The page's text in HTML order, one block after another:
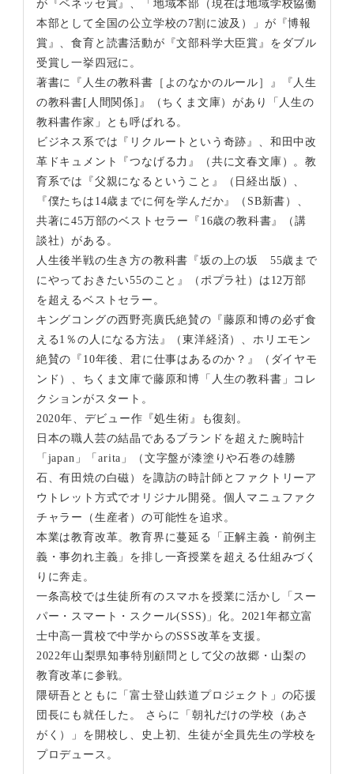
が『ベネッセ賞』、「地域本部（現在は地域学校協働
本部として全国の公立学校の7割に波及）」が『博報
賞』、食育と読書活動が『文部科学大臣賞』をダブル
受賞し一挙四冠に。
著書に『人生の教科書［よのなかのルール］』『人生
の教科書[人間関係]』（ちくま文庫）があり「人生の
教科書作家」とも呼ばれる。
ビジネス系では『リクルートという奇跡』、和田中改
革ドキュメント『つなげる力』（共に文春文庫）。教
育系では『父親になるということ』（日経出版）、
『僕たちは14歳までに何を学んだか』（SB新書）、
共著に45万部のベストセラー『16歳の教科書』（講
談社）がある。
人生後半戦の生き方の教科書『坂の上の坂 55歳まで
にやっておきたい55のこと』（ポプラ社）は12万部
を超えるベストセラー。
キングコングの西野亮廣氏絶賛の『藤原和博の必ず食
える1％の人になる方法』（東洋経済）、ホリエモン
絶賛の『10年後、君に仕事はあるのか？』（ダイヤモ
ンド）、ちくま文庫で藤原和博「人生の教科書」コレ
クションがスタート。
2020年、デビュー作『処生術』も復刻。
日本の職人芸の結晶であるブランドを超えた腕時計
「japan」「arita」（文字盤が漆塗りや石巻の雄勝
石、有田焼の白磁）を諏訪の時計師とファクトリーア
ウトレット方式でオリジナル開発。個人マニュファク
チャラー（生産者）の可能性を追求。
本業は教育改革。教育界に蔓延る「正解主義・前例主
義・事勿れ主義」を排し一斉授業を超える仕組みづく
りに奔走。
一条高校では生徒所有のスマホを授業に活かし「スー
パー・スマート・スクール(SSS)」化。2021年都立富
士中高一貫校で中学からのSSS改革を支援。
2022年山梨県知事特別顧問として父の故郷・山梨の
教育改革に参戦。
隈研吾とともに「富士登山鉄道プロジェクト」の応援
団長にも就任した。 さらに「朝礼だけの学校（あさ
がく）」を開校し、史上初、生徒が全員先生の学校を
プロデュース。